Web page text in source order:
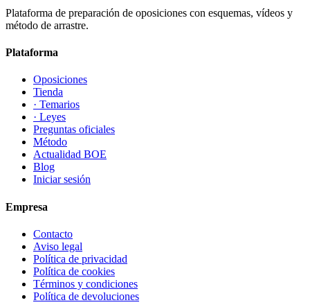
Plataforma de preparación de oposiciones con esquemas, vídeos y
método de arrastre.
Plataforma
Oposiciones
Tienda
· Temarios
· Leyes
Preguntas oficiales
Método
Actualidad BOE
Blog
Iniciar sesión
Empresa
Contacto
Aviso legal
Política de privacidad
Política de cookies
Términos y condiciones
Política de devoluciones